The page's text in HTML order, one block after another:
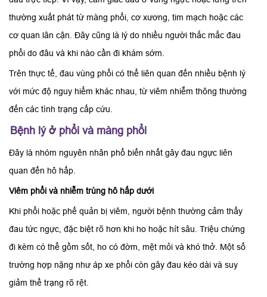
thường xuất phát từ màng phổi, cơ xương, tim mạch hoặc các
cơ quan lân cận. Đây cũng là lý do nhiều người thắc mắc đau
phổi do đâu và khi nào cần đi khám sớm.
Trên thực tế, đau vùng phổi có thể liên quan đến nhiều bệnh lý
với mức độ nguy hiểm khác nhau, từ viêm nhiễm thông thường
đến các tình trạng cấp cứu.
Bệnh lý ở phổi và màng phổi
Đây là nhóm nguyên nhân phổ biến nhất gây đau ngực liên
quan đến hô hấp.
Viêm phổi và nhiễm trùng hô hấp dưới
Khi phổi hoặc phế quản bị viêm, người bệnh thường cảm thấy
đau tức ngực, đặc biệt rõ hơn khi ho hoặc hít sâu. Triệu chứng
đi kèm có thể gồm sốt, ho có đờm, mệt mỏi và khó thở. Một số
trường hợp nặng như áp xe phổi còn gây đau kéo dài và suy
giảm thể trạng rõ rệt.